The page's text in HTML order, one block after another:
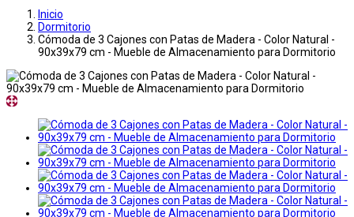
Inicio
Dormitorio
Cómoda de 3 Cajones con Patas de Madera - Color Natural -
90x39x79 cm - Mueble de Almacenamiento para Dormitorio